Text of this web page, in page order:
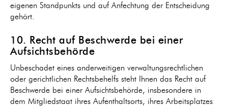
eigenen Standpunkts und auf Anfechtung der Entscheidung
gehört.
10. Recht auf Beschwerde bei einer
Aufsichtsbehörde
Unbeschadet eines anderweitigen verwaltungsrechtlichen
oder gerichtlichen Rechtsbehelfs steht Ihnen das Recht auf
Beschwerde bei einer Aufsichtsbehörde, insbesondere in
dem Mitgliedstaat ihres Aufenthaltsorts, ihres Arbeitsplatzes